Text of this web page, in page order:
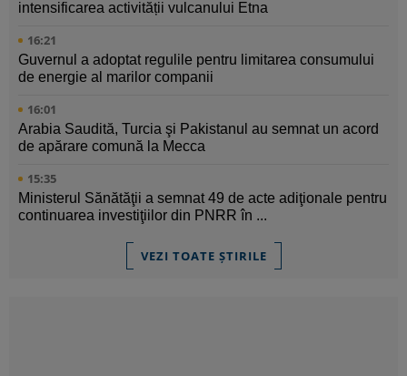
intensificarea activității vulcanului Etna
16:21
Guvernul a adoptat regulile pentru limitarea consumului
de energie al marilor companii
16:01
Arabia Saudită, Turcia şi Pakistanul au semnat un acord
de apărare comună la Mecca
15:35
Ministerul Sănătăţii a semnat 49 de acte adiţionale pentru
continuarea investiţiilor din PNRR în ...
VEZI TOATE ȘTIRILE